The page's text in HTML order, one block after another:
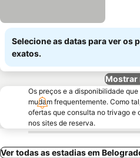
Selecione as datas para ver os
exatos.
Mostrar
Os preços e a disponibilidade
mudam frequentemente. Como
ofertas que consulta no trivago e
nos sites de reserva.
Ver todas as estadias em